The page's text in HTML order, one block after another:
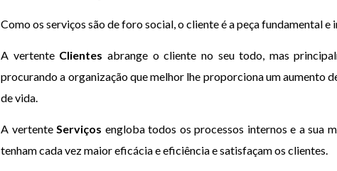
Como os serviços são de foro social, o cliente é a peça fundamental e
A vertente Clientes abrange o cliente no seu todo, mas
procurando a organização que melhor lhe proporciona um aumento
de vida.
A vertenteServiços engloba todos os processos internos e a sua
tenham cada vez maior eficácia e eficiência e satisfaçam os clientes.